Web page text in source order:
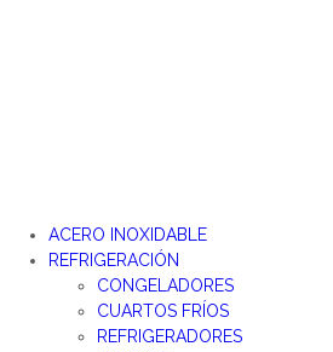
ACERO INOXIDABLE
REFRIGERACIÓN
CONGELADORES
CUARTOS FRÍOS
REFRIGERADORES